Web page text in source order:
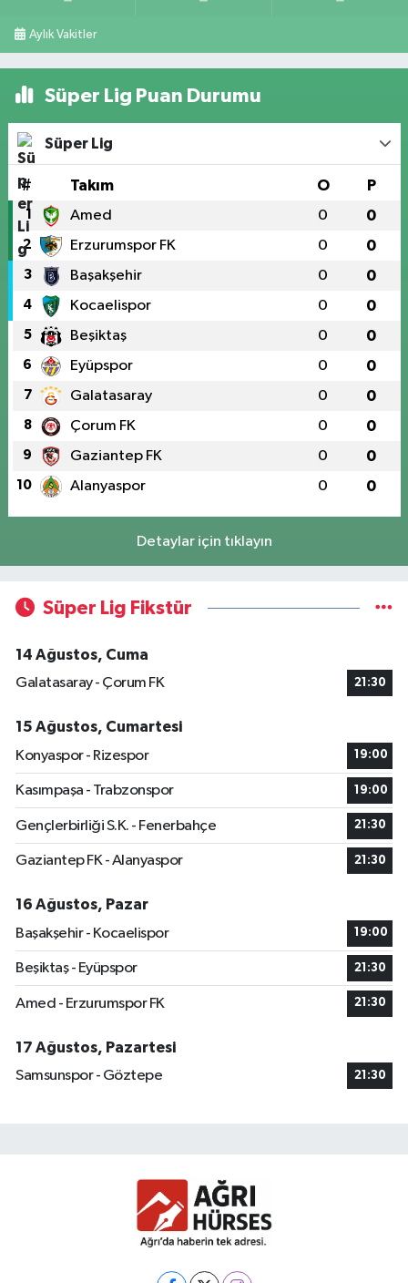
Aylık Vakitler
Süper Lig Puan Durumu
Süper Lig
# Takım O P
1 Amed 0 0
2 Erzurumspor FK 0 0
3 Başakşehir 0 0
4 Kocaelispor 0 0
5 Beşiktaş 0 0
6 Eyüpspor 0 0
7 Galatasaray 0 0
8 Çorum FK 0 0
9 Gaziantep FK 0 0
10 Alanyaspor 0 0
Detaylar için tıklayın
Süper Lig Fikstür
14 Ağustos, Cuma
Galatasaray - Çorum FK
21:30
15 Ağustos, Cumartesi
Konyaspor - Rizespor
19:00
Kasımpaşa - Trabzonspor 19:00
Gençlerbirliği S.K. - Fenerbahçe 21:30
Gaziantep FK - Alanyaspor 21:30
16 Ağustos, Pazar
Başakşehir - Kocaelispor
19:00
Beşiktaş - Eyüpspor 21:30
Amed - Erzurumspor FK 21:30
17 Ağustos, Pazartesi
Samsunspor - Göztepe
21:30